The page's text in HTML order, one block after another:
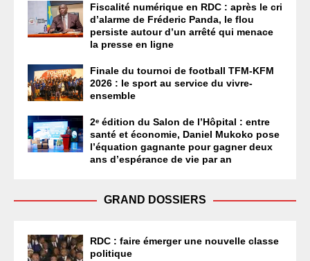
Fiscalité numérique en RDC : après le cri
d’alarme de Fréderic Panda, le flou
persiste autour d’un arrêté qui menace
la presse en ligne
Finale du tournoi de football TFM-KFM
2026 : le sport au service du vivre-
ensemble
2ᵉ édition du Salon de l’Hôpital : entre
santé et économie, Daniel Mukoko pose
l’équation gagnante pour gagner deux
ans d’espérance de vie par an
GRAND DOSSIERS
RDC : faire émerger une nouvelle classe
politique